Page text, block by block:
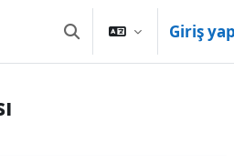
Arama girişini değiştir
Giriş